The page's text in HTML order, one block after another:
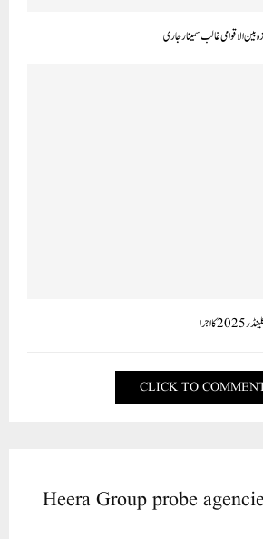
الاقوامی غالب سمینار جاری
اجرا
CLICK TO
Heera Group probe